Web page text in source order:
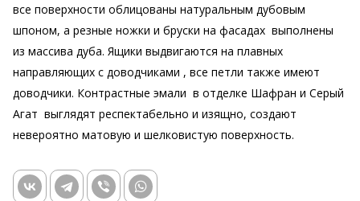
все поверхности облицованы натуральным дубовым
шпоном, а резные ножки и бруски на фасадах выполнены
из массива дуба. Ящики выдвигаются на плавных
направляющих с доводчиками , все петли также имеют
доводчики. Контрастные эмали в отделке Шафран и Серый
Агат выглядят респектабельно и изящно, создают
невероятно матовую и шелковистую поверхность.